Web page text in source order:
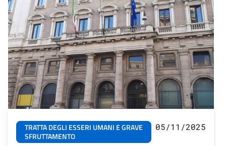
TRATTA DEGLI ESSERI UMANI E GRAVE
SFRUTTAMENTO
05/11/2025